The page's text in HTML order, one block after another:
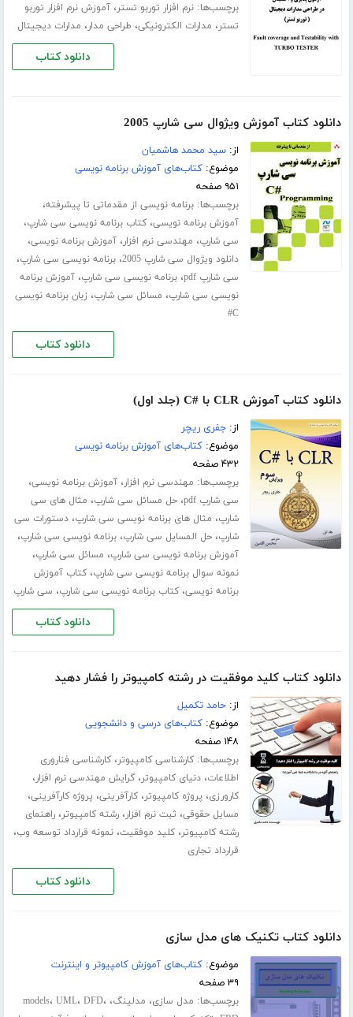
برچسب‌ها:نرم افزار توربو تستر،آموزش نرم افزار توربو
تستر، مدارات الکترونیکی، طراحی مدار، مدارات دیجیتال
دانلود کتاب
دانلود کتاب آموزش ویژوال سی شارپ 2005
از:سید محمد هاشمیان
موضوع:کتاب‌های آموزش برنامه نویسی
۹۵۱ صفحه
برچسب‌ها:برنامه نویسی از مقدماتی تا پیشرفته،
آموزش برنامه نویسی،کتاب برنامه نویسی سی شارپ،
سی شارپ، مهندسی نرم افزار،آموزش برنامه نویسی،
دانلود ویژوال سی شارپ 2005 ،برنامه نویسی سی شارپ،
سی شارپ pdf ،برنامه نویسی سی شارپ،آموزش برنامه
نویسی سی شارپ، مسائل سی شارپ، زبان برنامه نویسی
C#
دانلود کتاب
دانلود کتاب آموزش CLR با #C (جلد اول)
از:جفری ریچر
موضوع:کتاب‌های آموزش برنامه نویسی
۴۳۲ صفحه
برچسب‌ها: مهندسی نرم افزار،آموزش برنامه نویسی،
سی شارپ pdf ،حل مسائل سی شارپ، مثال های سی
شارپ، مثال های برنامه نویسی سی شارپ،دستورات سی
شارپ،حل المسایل سی شارپ،برنامه نویسی سی شارپ،
آموزش برنامه نویسی سی شارپ، مسائل سی شارپ،
نمونه سوال برنامه نویسی سی شارپ،کتاب آموزش
برنامه نویسی،کتاب برنامه نویسی سی شارپ، سی شارپ
دانلود کتاب
دانلود کتاب کلید موفقیت در رشته کامپیوتر را فشار دهید
از:حامد تکمیل
موضوع:کتاب‌های درسی و دانشجویی
۱۴۸ صفحه
برچسب‌ها:کارشناسی کامپیوتر،کارشناسی فناروری
اطلاعات،دنیای کامپیوتر،گرایش مهندسی نرم افزار،
کارورزی، پروژه کامپیوتر،کارآفرینی، پروژه کارآفرینی،
مسایل حقوقی، ثبت نرم افزار،رشته کامپیوتر،راهنمای
رشته کامپیوتر،کلید موفقیت،نمونه قرارداد توسعه وب،
قرارداد تجاری
دانلود کتاب
دانلود کتاب تکنیک های مدل سازی
موضوع:کتاب‌های آموزش کامپیوتر و اینترنت
۳۹ صفحه
برچسب‌ها: مدل سازی، مدلینگ، models، UML، DFD،